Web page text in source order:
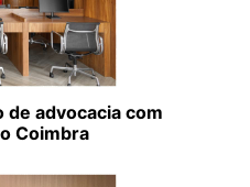
advocacia com
Coimbra